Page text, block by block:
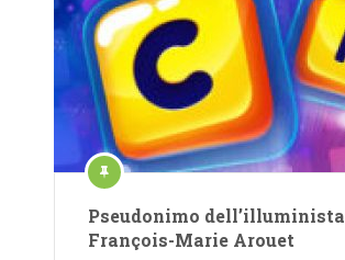
Pseudonimo dell’illuminista
François-Marie Arouet